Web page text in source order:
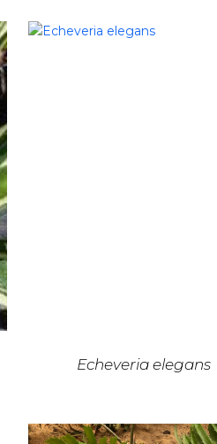
Echeveria elegans